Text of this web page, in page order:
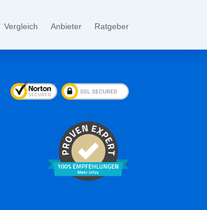
Vergleich Anbieter Ratgeber